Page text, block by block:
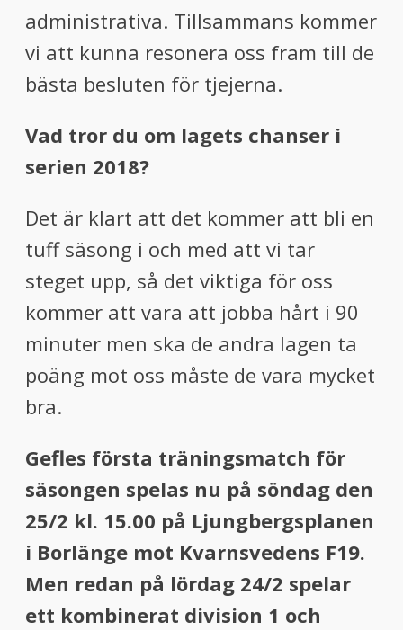
administrativa. Tillsammans kommer
vi att kunna resonera oss fram till de
bästa besluten för tjejerna.
Vad tror du om lagets chanser i
serien 2018?
Det är klart att det kommer att bli en
tuff säsong i och med att vi tar
steget upp, så det viktiga för oss
kommer att vara att jobba hårt i 90
minuter men ska de andra lagen ta
poäng mot oss måste de vara mycket
bra.
Gefles första träningsmatch för
säsongen spelas nu på söndag den
25/2 kl. 15.00 på Ljungbergsplanen
i Borlänge mot Kvarnsvedens F19.
Men redan på lördag 24/2 spelar
ett kombinerat division 1 och